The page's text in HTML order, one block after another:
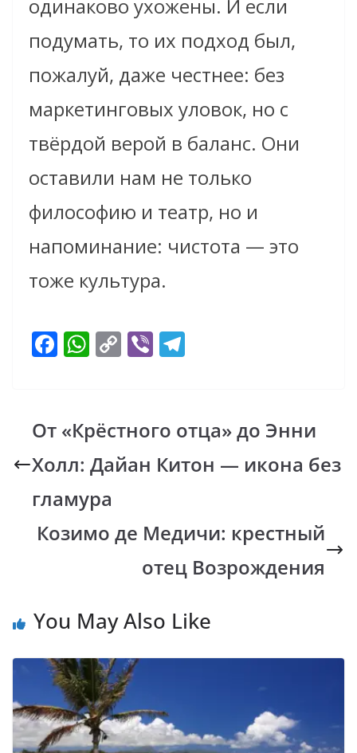
одинаково ухожены. И если
подумать, то их подход был,
пожалуй, даже честнее: без
маркетинговых уловок, но с
твёрдой верой в баланс. Они
оставили нам не только
философию и театр, но и
напоминание: чистота — это
тоже культура.
F
b
o
o
k
W
s
A
p
p
C
y
Li
n
Vi
gr
a
m
От «Крёстного отца» до Энни
Холл: Дайан Китон — икона без
гламура
Козимо де Медичи: крестный
отец Возрождения
You May Also Like